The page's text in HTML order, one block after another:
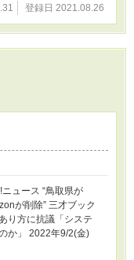
登録日 2021.08.26
ュース “鳥取県が
が削除” 三才ブック
り方に抗議「システ
か」 2022年9/2(金)